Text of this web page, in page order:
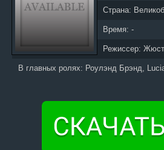
Страна:
Время: -
Режиссер: Жюст
В главных ролях: Роулэнд Брэнд,